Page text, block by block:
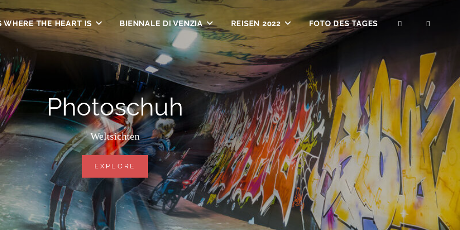
WHERE THE HEART IS BIENNALE DI VENZIA REISEN 2022 FOTO DES TAGES SEARCH
Photoschuh
Weltsichten
EXPLORE PHOTOSCHUH